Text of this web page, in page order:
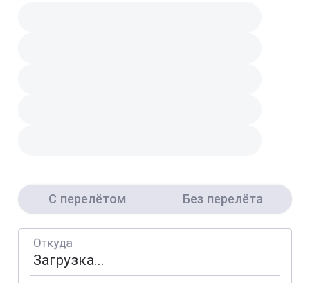
С перелётом Без перелёта
Откуда